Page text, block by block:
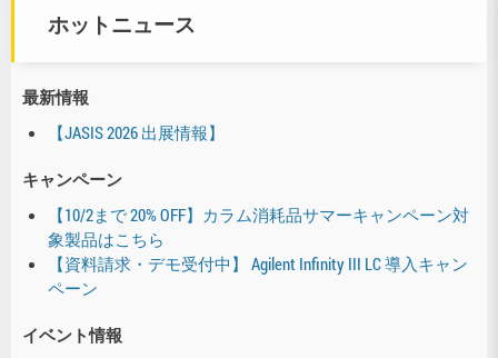
ホットニュース
最新情報
【JASIS 2026 出展情報】
キャンペーン
【10/2まで 20% OFF】カラム消耗品サマーキャンペーン対
象製品はこちら
【資料請求・デモ受付中】 Agilent Infinity III LC 導入キャン
ペーン
イベント情報